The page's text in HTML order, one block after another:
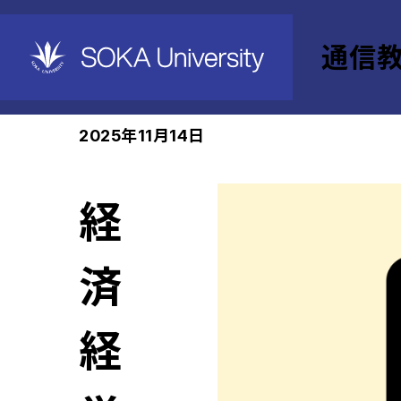
通信
ホーム 通信教育部 News
2025年11月14日
経
済
経